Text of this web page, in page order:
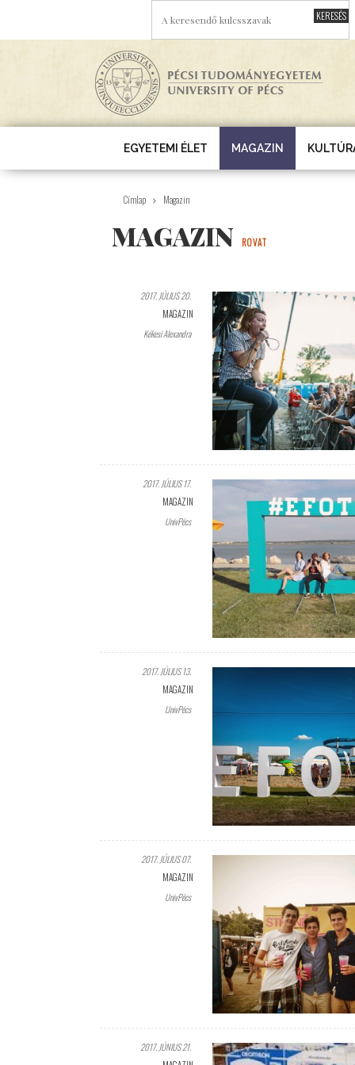
EGYETEMI ÉLET MAGAZIN
Címlap Magazin
MAGAZIN ROVAT
2017. JÚLIUS 20.
MAGAZIN
Kékesi Alexandra
2017. JÚLIUS 17.
MAGAZIN
UnivPécs
2017. JÚLIUS 13.
MAGAZIN
UnivPécs
2017. JÚLIUS 07.
MAGAZIN
UnivPécs
2017. JÚNIUS 21.